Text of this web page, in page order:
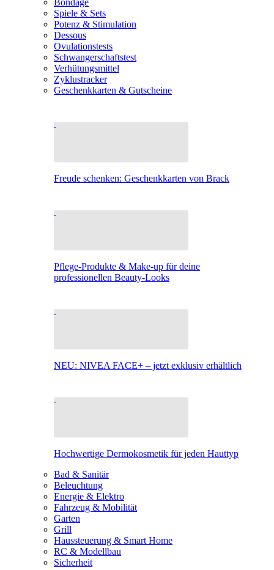
Bondage
Spiele & Sets
Potenz & Stimulation
Dessous
Ovulationstests
Schwangerschaftstest
Verhütungsmittel
Zyklustracker
Geschenkkarten & Gutscheine
Freude schenken: Geschenkkarten von Brack
Pflege-Produkte & Make-up für deine
professionellen Beauty-Looks
NEU: NIVEA FACE+ – jetzt exklusiv erhältlich
Hochwertige Dermokosmetik für jeden Hauttyp
Bad & Sanitär
Beleuchtung
Energie & Elektro
Fahrzeug & Mobilität
Garten
Grill
Haussteuerung & Smart Home
RC & Modellbau
Sicherheit